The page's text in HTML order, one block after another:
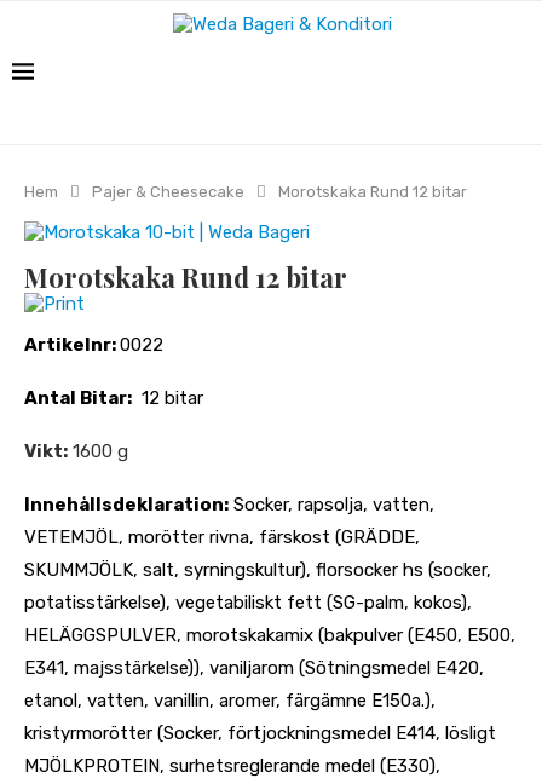
Hem Pajer & Cheesecake Morotskaka Rund 12 bitar
Morotskaka Rund 12 bitar
Print
Artikelnr:0022
Antal Bitar: 12 bitar
Vikt: 1600 g
Innehållsdeklaration: Socker, rapsolja, vatten,
VETEMJÖL, morötter rivna, färskost (GRÄDDE,
SKUMMJÖLK, salt, syrningskultur), florsocker hs (socker,
potatisstärkelse), vegetabiliskt fett (SG-palm, kokos),
HELÄGGSPULVER, morotskakamix (bakpulver (E450, E500,
E341, majsstärkelse)), vaniljarom (Sötningsmedel E420,
etanol, vatten, vanillin, aromer, färgämne E150a.),
kristyrmorötter (Socker, förtjockningsmedel E414, lösligt
MJÖLKPROTEIN, surhetsreglerande medel (E330),